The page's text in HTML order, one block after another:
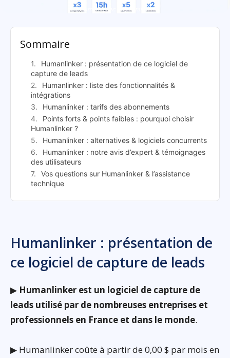
Humanlinker: présentation
Sommaire
Humanlinker : présentation de ce logiciel de
capture de leads
Humanlinker : liste des fonctionnalités &
intégrations
Humanlinker : tarifs des abonnements
Points forts & points faibles : pourquoi choisir
Humanlinker ?
Humanlinker : alternatives & logiciels concurrents
Humanlinker : notre avis d’expert & témoignages
des utilisateurs
Vos questions sur Humanlinker & l’assistance
technique
Humanlinker : présentation de
ce logiciel de capture de leads
▶ Humanlinker est un logiciel de capture de
leads utilisé par de nombreuses entreprises et
professionnels en France et dans le monde.
▶ Humanlinker coûte à partir de 0,00 $ par mois en